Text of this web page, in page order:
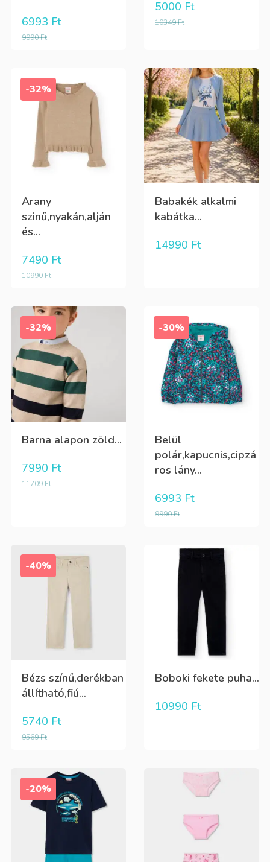
9990Ft
6993 Ft 10349Ft
5000 Ft
-32%
Arany
szinű,nyakán,alján
és...
10990Ft
7490 Ft
Babakék alkalmi
kabátka...
14990 Ft
-32%
Barna alapon zöld...
11709Ft
7990 Ft
-30%
Belül
polár,kapucnis,cipzá
ros lány...
9990Ft
6993 Ft
-40%
Bézs színű,derékban
állítható,fiú...
9569Ft
5740 Ft
Boboki fekete puha...
10990 Ft
-20%